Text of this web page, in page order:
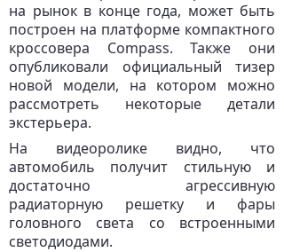
на рынок в конце года, может быть
построен на платформе компактного
кроссовера Compass. Также они
опубликовали официальный тизер
новой модели, на котором можно
рассмотреть некоторые детали
экстерьера.
На видеоролике видно, что
автомобиль получит стильную и
достаточно агрессивную
радиаторную решетку и фары
головного света со встроенными
светодиодами.